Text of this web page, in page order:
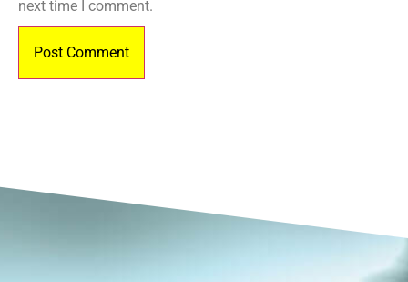
next time I comment.